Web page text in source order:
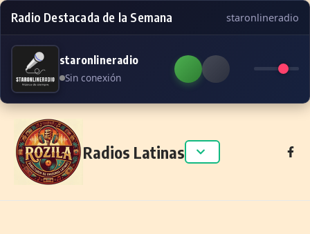
Radio Destacada de la Semana staronlineradio
staronlineradio
Sin conexión
Skip to content
Radios Latinas